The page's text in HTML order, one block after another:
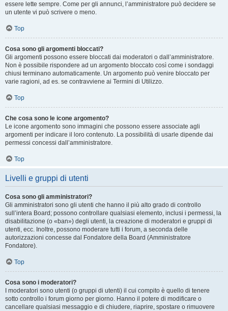
essere lette sempre. Come per gli annunci, l’amministratore può decidere se
un utente vi può scrivere o meno.
Top
Cosa sono gli argomenti bloccati?
Gli argomenti possono essere bloccati dai moderatori o dall’amministratore.
Non è possibile rispondere ad un argomento bloccato così come i sondaggi
chiusi terminano automaticamente. Un argomento può venire bloccato per
varie ragioni, ad es. se contravviene ai Termini di Utilizzo.
Top
Che cosa sono le icone argomento?
Le icone argomento sono immagini che possono essere associate agli
argomenti per indicare il loro contenuto. La possibilità di usarle dipende dai
permessi concessi dall’amministratore.
Top
Livelli e gruppi di utenti
Cosa sono gli amministratori?
Gli amministratori sono gli utenti che hanno il più alto grado di controllo
sull’intera Board; possono controllare qualsiasi elemento, inclusi i permessi, la
disabilitazione (o «ban») degli utenti, la creazione di moderatori e gruppi di
utenti, ecc. Inoltre, possono moderare tutti i forum, a seconda delle
autorizzazioni concesse dal Fondatore della Board (Amministratore
Fondatore).
Top
Cosa sono i moderatori?
I moderatori sono utenti (o gruppi di utenti) il cui compito è quello di tenere
sotto controllo i forum giorno per giorno. Hanno il potere di modificare o
cancellare qualsiasi messaggio e di chiudere, riaprire, spostare o rimuovere